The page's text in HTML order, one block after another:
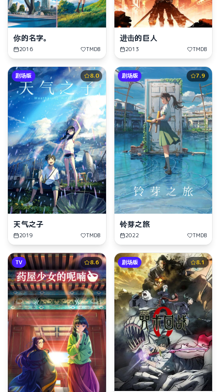
你的名字。
2016 TMDB
进击的巨人
2013 TMDB
8.0
剧场版
天气之子
2019 TMDB
7.9
剧场版
铃芽之旅
2022 TMDB
8.6
TV 8.1
剧场版